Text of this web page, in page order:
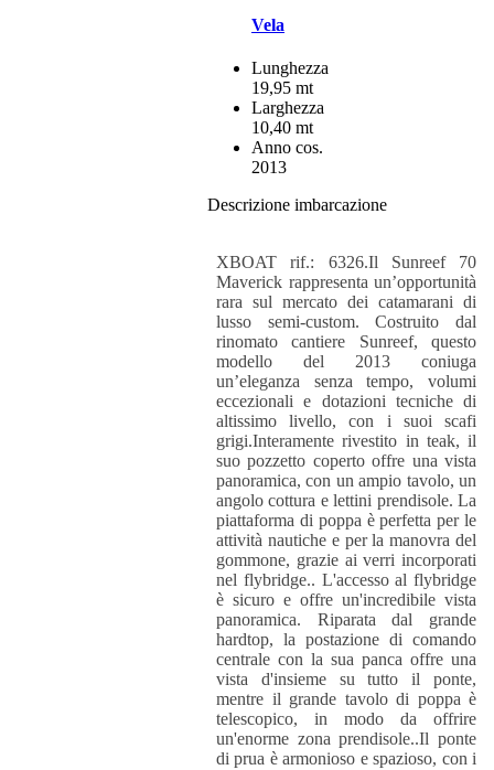
Vela
Lunghezza
19,95 mt
Larghezza
10,40 mt
Anno cos.
2013
Descrizione imbarcazione
XBOAT rif.: 6326.Il Sunreef 70
Maverick rappresenta un’opportunità
rara sul mercato dei catamarani di
lusso semi-custom. Costruito dal
rinomato cantiere Sunreef, questo
modello del 2013 coniuga
un’eleganza senza tempo, volumi
eccezionali e dotazioni tecniche di
altissimo livello, con i suoi scafi
grigi.Interamente rivestito in teak, il
suo pozzetto coperto offre una vista
panoramica, con un ampio tavolo, un
angolo cottura e lettini prendisole. La
piattaforma di poppa è perfetta per le
attività nautiche e per la manovra del
gommone, grazie ai verri incorporati
nel flybridge.. L'accesso al flybridge
è sicuro e offre un'incredibile vista
panoramica. Riparata dal grande
hardtop, la postazione di comando
centrale con la sua panca offre una
vista d'insieme su tutto il ponte,
mentre il grande tavolo di poppa è
telescopico, in modo da offrire
un'enorme zona prendisole..Il ponte
di prua è armonioso e spazioso, con i